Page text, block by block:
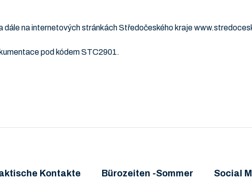
dále na internetových stránkách Středočeského kraje
pod kódem STC2901.
Kontakte Bürozeiten -Sommer Social